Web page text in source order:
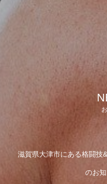
滋賀県大津市にある格闘技
のお知